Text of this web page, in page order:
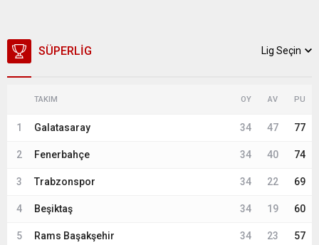
SÜPERLIG Lig Seçin
TAKIM OY AV PU
1 Galatasaray 34 47 77
2 Fenerbahçe 34 40 74
3 Trabzonspor 34 22 69
4 Beşiktaş 34 19 60
5 Rams Başakşehir 34 23 57